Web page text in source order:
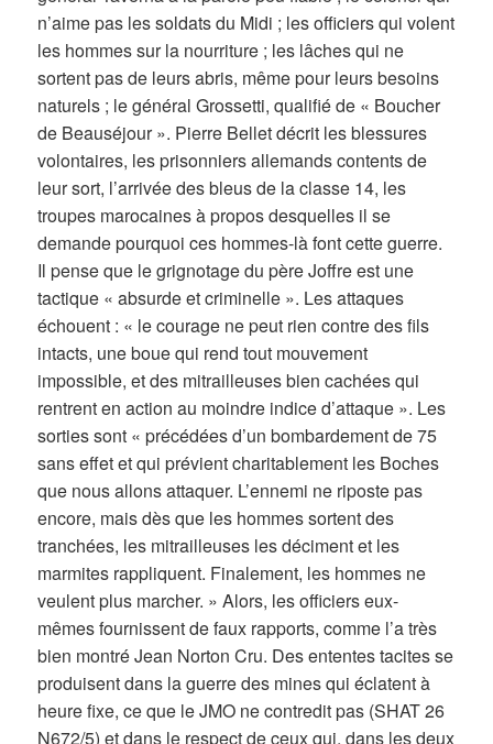
n’aime pas les soldats du Midi ; les officiers qui volent
les hommes sur la nourriture ; les lâches qui ne
sortent pas de leurs abris, même pour leurs besoins
naturels ; le général Grossetti, qualifié de « Boucher
de Beauséjour ». Pierre Bellet décrit les blessures
volontaires, les prisonniers allemands contents de
leur sort, l’arrivée des bleus de la classe 14, les
troupes marocaines à propos desquelles il se
demande pourquoi ces hommes-là font cette guerre.
Il pense que le grignotage du père Joffre est une
tactique « absurde et criminelle ». Les attaques
échouent : « le courage ne peut rien contre des fils
intacts, une boue qui rend tout mouvement
impossible, et des mitrailleuses bien cachées qui
rentrent en action au moindre indice d’attaque ». Les
sorties sont « précédées d’un bombardement de 75
sans effet et qui prévient charitablement les Boches
que nous allons attaquer. L’ennemi ne riposte pas
encore, mais dès que les hommes sortent des
tranchées, les mitrailleuses les déciment et les
marmites rappliquent. Finalement, les hommes ne
veulent plus marcher. » Alors, les officiers eux-
mêmes fournissent de faux rapports, comme l’a très
bien montré Jean Norton Cru. Des ententes tacites se
produisent dans la guerre des mines qui éclatent à
heure fixe, ce que le JMO ne contredit pas (SHAT 26
N672/5) et dans le respect de ceux qui, dans les deux